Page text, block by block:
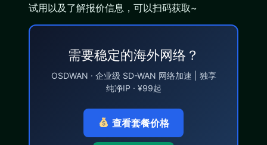
试用以及了解报价信息，可以扫码获取~
需要稳定的海外网络？
OSDWAN · 企业级 SD-WAN 网络加速 | 独享
纯净IP · ¥99起
查看套餐价格